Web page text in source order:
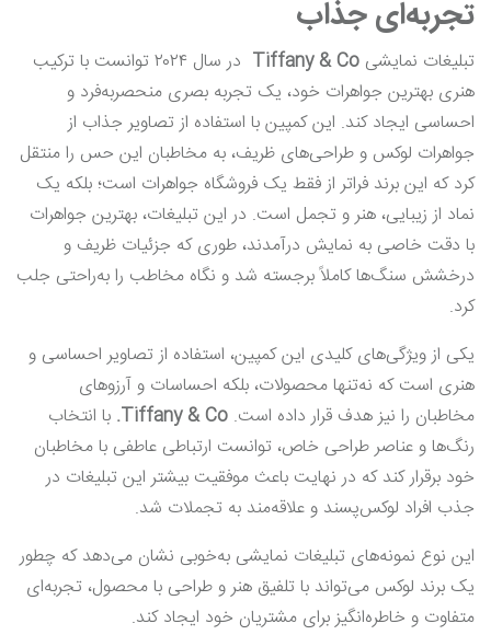
تجربه‌ای جذاب
تبلیغات نمایشی Tiffany & Co
در سال ۲۰۲۴ توانست با ترکیب
هنری بهترین جواهرات خود، یک تجربه بصری منحصربه‌فرد و
احساسی ایجاد کند. این کمپین با استفاده از تصاویر جذاب از
جواهرات لوکس و طراحی‌های ظریف، به مخاطبان این حس را منتقل
کرد که این برند فراتر از فقط یک فروشگاه جواهرات است؛ بلکه یک
نماد از زیبایی، هنر و تجمل است. در این تبلیغات، بهترین جواهرات
با دقت خاصی به نمایش درآمدند، طوری که جزئیات ظریف و
درخشش سنگ‌ها کاملاً برجسته شد و نگاه مخاطب را به‌راحتی جلب
کرد.
یکی از ویژگی‌های کلیدی این کمپین، استفاده از تصاویر احساسی و
هنری است که نه‌تنها محصولات، بلکه احساسات و آرزوهای
مخاطبان را نیز هدف قرار داده است. Tiffany & Co. با انتخاب
رنگ‌ها و عناصر طراحی خاص، توانست ارتباطی عاطفی با مخاطبان
خود برقرار کند که در نهایت باعث موفقیت بیشتر این تبلیغات در
جذب افراد لوکس‌پسند و علاقه‌مند به تجملات شد.
این نوع نمونه‌های تبلیغات نمایشی به‌خوبی نشان می‌دهد که چطور
یک برند لوکس می‌تواند با تلفیق هنر و طراحی با محصول، تجربه‌ای
متفاوت و خاطره‌انگیز برای مشتریان خود ایجاد کند.